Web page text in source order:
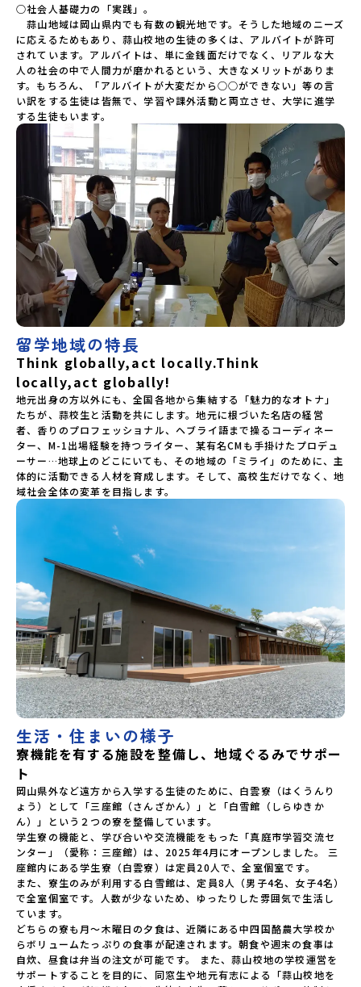
○社会人基礎力の「実践」。
蒜山地域は岡山県内でも有数の観光地です。そうした地域のニーズ
に応えるためもあり、蒜山校地の生徒の多くは、アルバイトが許可
されています。アルバイトは、単に金銭面だけでなく、リアルな大
人の社会の中で人間力が磨かれるという、大きなメリットがありま
す。もちろん、「アルバイトが大変だから○○ができない」等の言
い訳をする生徒は皆無で、学習や課外活動と両立させ、大学に進学
する生徒もいます。
留学地域の特長
Think globally,act locally.Think
locally,act globally!
地元出身の方以外にも、全国各地から集結する「魅力的なオトナ」
たちが、蒜校生と活動を共にします。地元に根づいた名店の経営
者、香りのプロフェッショナル、ヘブライ語まで操るコーディネー
ター、M-1出場経験を持つライター、某有名CMも手掛けたプロデュ
ーサー…地球上のどこにいても、その地域の「ミライ」のために、主
体的に活動できる人材を育成します。そして、高校生だけでなく、地
域社会全体の変革を目指します。
生活・住まいの様子
寮機能を有する施設を整備し、地域ぐるみでサポー
ト
岡山県外など遠方から入学する生徒のために、白雲寮（はくうんり
ょう）として「三座館（さんざかん）」と「白雪館（しらゆきか
ん）」という２つの寮を整備しています。
学生寮の機能と、学び合いや交流機能をもった「真庭市学習交流セ
ンター」（愛称：三座館）は、2025年4月にオープンしました。 三
座館内にある学生寮（白雲寮）は定員20人で、全室個室です。
また、寮生のみが利用する白雪館は、定員8人（男子4名、女子4名）
で全室個室です。人数が少ないため、ゆったりした雰囲気で生活し
ています。
どちらの寮も月〜木曜日の夕食は、近隣にある中四国酪農大学校か
らボリュームたっぷりの食事が配達されます。朝食や週末の食事は
自炊、昼食は弁当の注文が可能です。 また、蒜山校地の学校運営を
サポートすることを目的に、同窓生や地元有志による「蒜山校地を